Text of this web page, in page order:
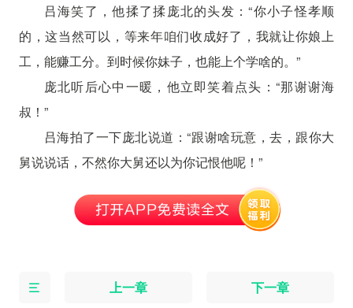
吕海笑了，他揉了揉庞北的头发：“你小子怪孝顺
的，这当然可以，等来年咱们收成好了，我就让你娘上
工，能赚工分。到时候你妹子，也能上个学啥的。”
庞北听后心中一暖，他立即笑着点头：“那谢谢海
叔！”
吕海拍了一下庞北说道：“跟谢啥玩意，去，跟你大
舅说说话，不然你大舅还以为你记恨他呢！”
上一章 下一章